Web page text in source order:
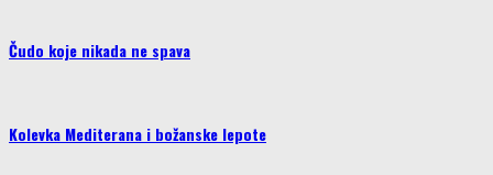
Čudo koje nikada ne spava
Kolevka Mediterana i božanske lepote